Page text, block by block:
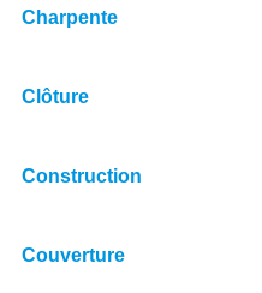
Charpente
Clôture
Construction
Couverture